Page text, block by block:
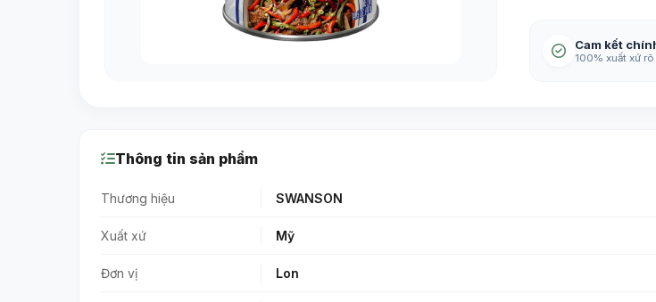
Cam kết
100% xuất xứ rõ
Thông tin sản phẩm
Thương hiệu SWANSON
Xuất xứ Mỹ
Đơn vị Lon